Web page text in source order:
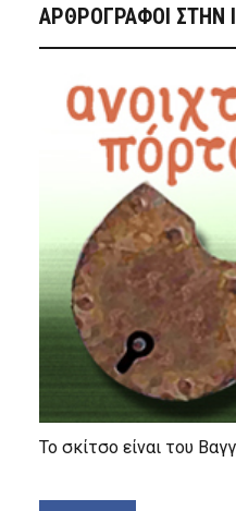
ΑΡΘΡΟΓΡΑΦΟΙ ΣΤΗΝ
Το σκίτσο είναι του